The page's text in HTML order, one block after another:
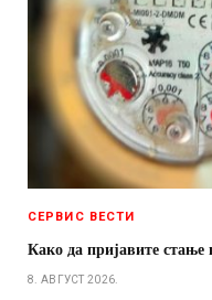
СЕРВИС ВЕСТИ
Како да пријавите стање
8. АВГУСТ 2026.